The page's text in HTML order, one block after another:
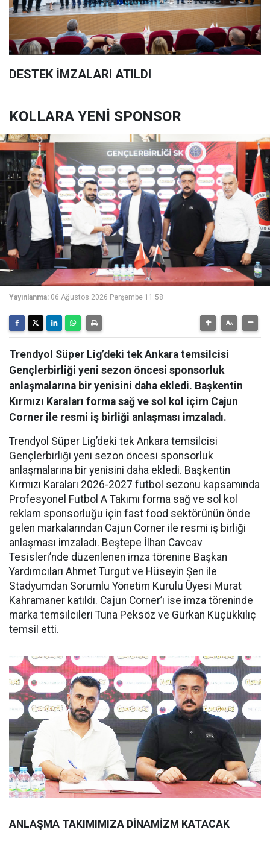
DESTEK İMZALARI ATILDI
KOLLARA YENİ SPONSOR
Yayınlanma: 06 Ağustos 2026 Perşembe 11:58
Trendyol Süper Lig’deki tek Ankara temsilcisi
Gençlerbirliği yeni sezon öncesi sponsorluk
anlaşmalarına bir yenisini daha ekledi. Başkentin
Kırmızı Karaları forma sağ ve sol kol içirn Cajun
Corner ile resmi iş birliği anlaşması imzaladı.
Trendyol Süper Lig’deki tek Ankara temsilcisi
Gençlerbirliği yeni sezon öncesi sponsorluk
anlaşmalarına bir yenisini daha ekledi. Başkentin
Kırmızı Karaları 2026-2027 futbol sezonu kapsamında
Profesyonel Futbol A Takımı forma sağ ve sol kol
reklam sponsorluğu için fast food sektörünün önde
gelen markalarından Cajun Corner ile resmi iş birliği
anlaşması imzaladı. Beştepe İlhan Cavcav
Tesisleri’nde düzenlenen imza törenine Başkan
Yardımcıları Ahmet Turgut ve Hüseyin Şen ile
Stadyumdan Sorumlu Yönetim Kurulu Üyesi Murat
Kahramaner katıldı. Cajun Corner’ı ise imza töreninde
marka temsilcileri Tuna Peksöz ve Gürkan Küçükkılıç
temsil etti.
ANLAŞMA TAKIMIMIZA DİNAMİZM KATACAK